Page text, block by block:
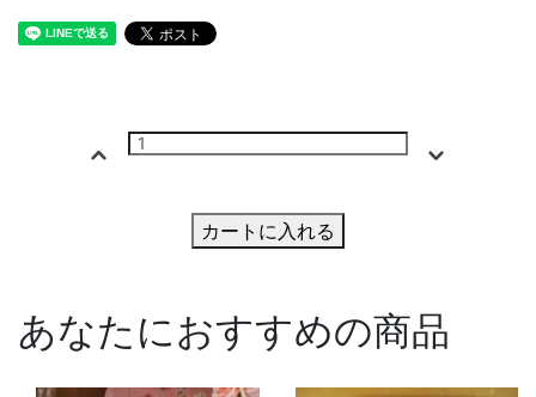
カートに入れる
あなたにおすすめの商品